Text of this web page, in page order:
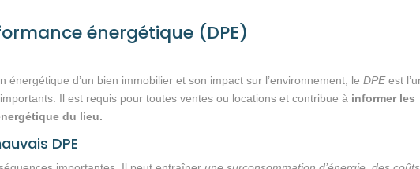
énergétique (DPE)
énergétique d’un bien immobilier et son impact sur l’environnement, leDPEest
Il est requis pour toutes ventes ou locations et contribue à informer les
du lieu.
DPE